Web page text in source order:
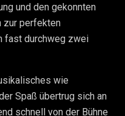
und den gekonnten
zur perfekten
fast durchweg zwei
wie
Spaß übertrug sich an
schnell von der Bühne